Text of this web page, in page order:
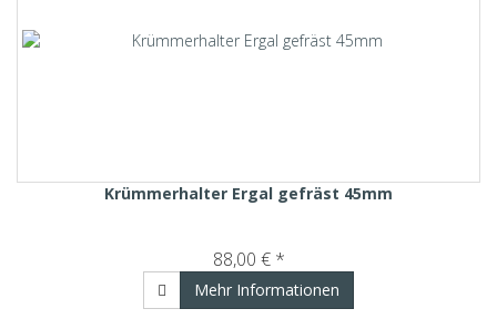
Krümmerhalter Ergal gefräst 45mm
88,00 € *
Mehr Informationen